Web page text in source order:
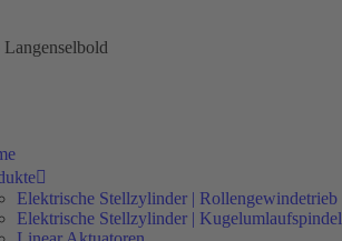
Elektrische Stellzylinder | Rollengewindetrieb
Elektrische Stellzylinder | Kugelumlaufspindel